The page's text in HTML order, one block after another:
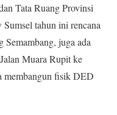
Tata Ruang Provinsi
tahun ini rencana
Semambang, juga ada
Muara Rupit ke
membangun fisik DED